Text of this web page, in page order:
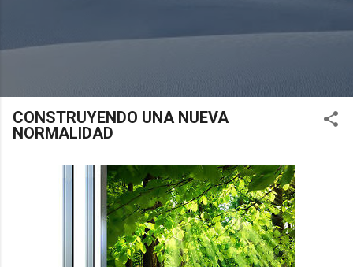
CONSTRUYENDO UNA NUEVA
NORMALIDAD